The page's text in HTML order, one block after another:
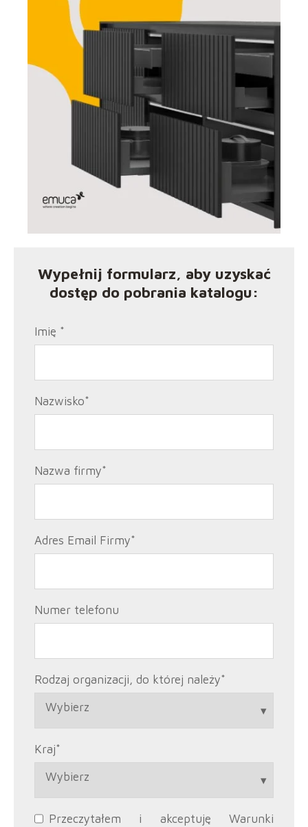
Wypełnij formularz, aby uzyskać
dostęp do pobrania katalogu:
Imię *
Nazwisko*
Nazwa firmy*
Adres Email Firmy*
Numer telefonu
Rodzaj organizacji, do której należy*
Kraj*
Przeczytałem i akceptuję Warunki